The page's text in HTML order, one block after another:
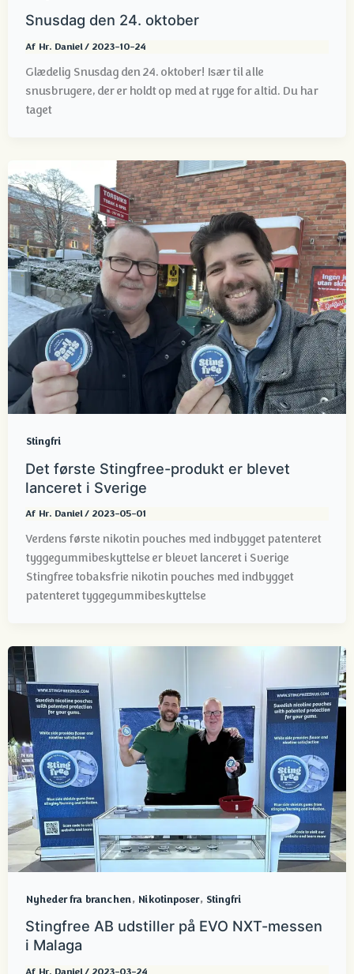
Snusdag den 24. oktober
Af Hr. Daniel/ 2023-10-24
Glædelig Snusdag den 24. oktober! Især til alle
snusbrugere, der er holdt op med at ryge for altid. Du har
taget
Stingfri
Det første Stingfree-produkt er blevet
lanceret i Sverige
Af Hr. Daniel/ 2023-05-01
Verdens første nikotin pouches med indbygget patenteret
tyggegummibeskyttelse er blevet lanceret i Sverige
Stingfree tobaksfrie nikotin pouches med indbygget
patenteret tyggegummibeskyttelse
Nyheder fra branchen, Nikotinposer, Stingfri
Stingfree AB udstiller på EVO NXT-messen
i Malaga
Af Hr. Daniel/ 2023-03-24